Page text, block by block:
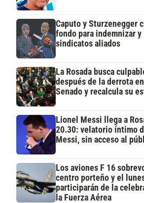
Caputo y Sturzenegger
fondo para indemnizar y
sindicatos aliados
La Rosada busca
después de la derrota en
Senado y recalcula su
Lionel Messi llega a
20.30: velatorio íntimo
Messi, sin acceso al
Los aviones F 16
centro porteño y el
participarán de la
la Fuerza Aérea